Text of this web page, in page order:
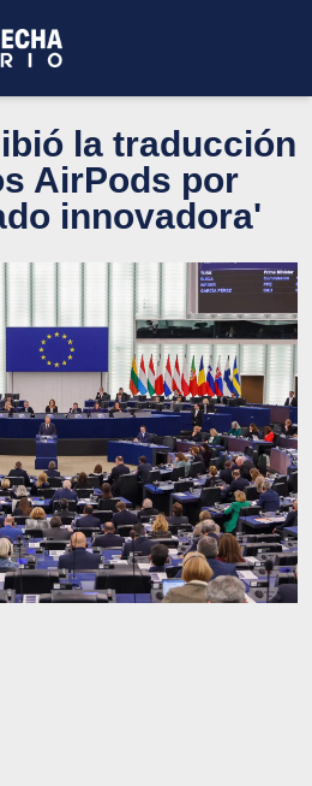
la traducción
AirPods por
innovadora'